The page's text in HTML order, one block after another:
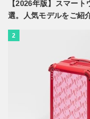
【2026年版】スマー
選。人気モデルをご紹
2